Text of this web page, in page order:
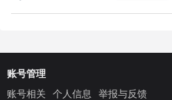
账号管理
账号相关
个人信息 举报与反馈